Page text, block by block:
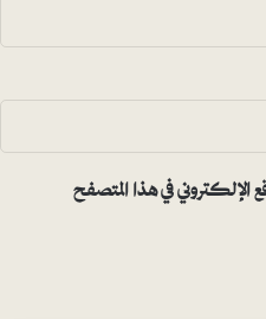
الإلكتروني في هذا المتصفح